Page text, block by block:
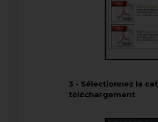
3 - Sélectionnez la
téléchargement